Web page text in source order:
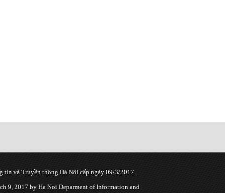
tin và Truyền thông Hà Nội cấp ngày 09/3/2017.
9, 2017 by Ha Noi Deparment of Information and